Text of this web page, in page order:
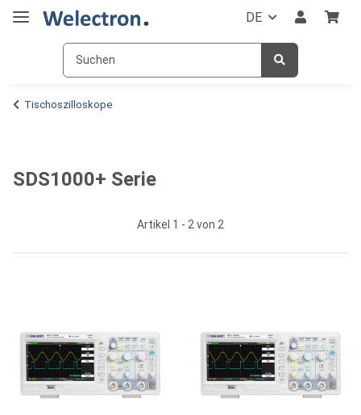
DE
Tischoszilloskope
SDS1000+ Serie
Artikel 1 - 2 von 2